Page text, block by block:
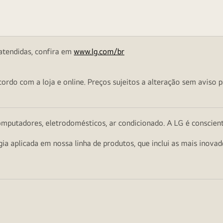
confira em www.lg.com/br
com a loja e online. Preços sujeitos a alteração sem aviso
eletrodomésticos, ar condicionado. A LG é
aplicada em nossa linha de produtos, que inclui as mais